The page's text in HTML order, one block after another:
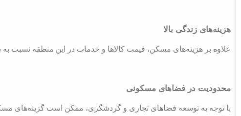
هزینه‌های زندگی بالا
علاوه بر هزینه‌های مسکن، قیمت کالاها و خدمات در این منطقه نسبت به
محدودیت در فضاهای مسکونی
با توجه به توسعه فضاهای تجاری و گردشگری، ممکن است گزینه‌های